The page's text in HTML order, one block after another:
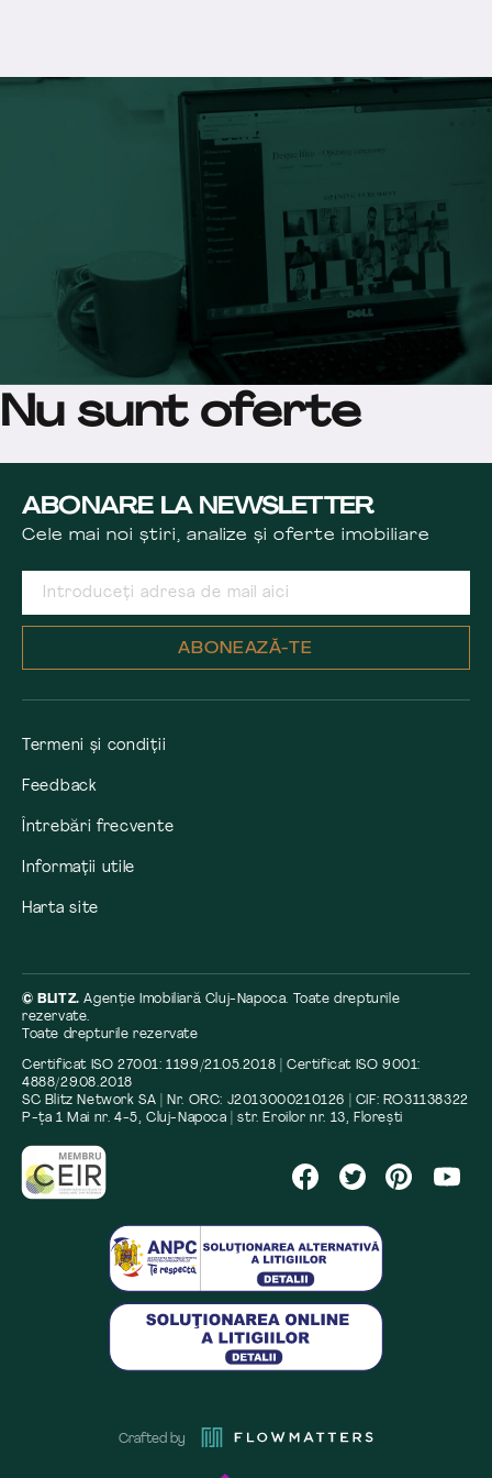
Nu sunt oferte
ABONARE LA NEWSLETTER
Cele mai noi știri, analize și oferte imobiliare
ABONEAZĂ-TE
Termeni și condiții
Feedback
Întrebări frecvente
Informații utile
Harta site
© BLITZ.Agenție Imobiliară Cluj-Napoca. Toate drepturile
rezervate.
Toate drepturile rezervate
Certificat ISO 27001: 1199/21.05.2018 | Certificat ISO 9001:
4888/29.08.2018
SC Blitz Network SA | Nr. ORC: J2013000210126 | CIF: RO31138322
P-ța 1 Mai nr. 4-5, Cluj-Napoca | str. Eroilor nr. 13, Florești
Crafted by